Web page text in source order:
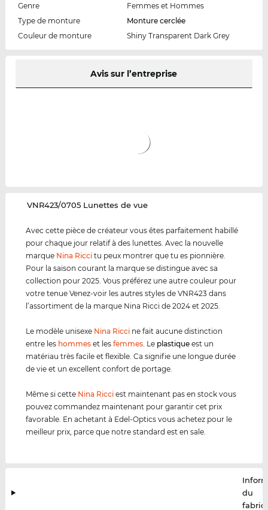
Genre
Femmes et Hommes
Type de monture
Monture cerclée
Couleur de monture
Shiny Transparent Dark Grey
Avis sur l’entreprise
‌VNR423/0705 Lunettes de vue
Avec cette pièce de créateur vous êtes parfaitement habillé
pour chaque jour relatif à des lunettes. Avec la nouvelle
marque Nina Ricci tu peux montrer que tu es pionnière.
Pour la saison courant la marque se distingue avec sa
collection pour 2025. Vous préférez une autre couleur pour
votre tenue Venez-voir les autres styles de VNR423 dans
l’assortiment de la marque Nina Ricci de 2024 et 2025.
Le modèle unisexe Nina Ricci ne fait aucune distinction
entre les hommes et lesfemmes . Le plastique est un
matériau très facile et flexible. Ca signifie une longue durée
de vie et un excellent confort de portage.
Même si cette Nina Ricci est maintenant pas en stock vous
pouvez commandez maintenant pour garantir cet prix
favorable. En achetant à Edel-Optics vous achetez pour le
meilleur prix, parce que notre standard est en sale.
du